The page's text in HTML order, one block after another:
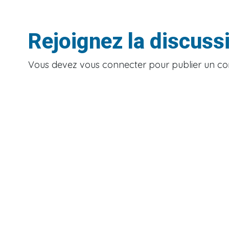
Rejoignez la
Vous devez vous connecter pour publier un